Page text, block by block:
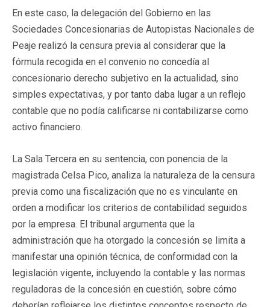
En este caso, la delegación del Gobierno en las
Sociedades Concesionarias de Autopistas Nacionales de
Peaje realizó la censura previa al considerar que la
fórmula recogida en el convenio no concedía al
concesionario derecho subjetivo en la actualidad, sino
simples expectativas, y por tanto daba lugar a un reflejo
contable que no podía calificarse ni contabilizarse como
activo financiero.
La Sala Tercera en su sentencia, con ponencia de la
magistrada Celsa Pico, analiza la naturaleza de la censura
previa como una fiscalización que no es vinculante en
orden a modificar los criterios de contabilidad seguidos
por la empresa. El tribunal argumenta que la
administración que ha otorgado la concesión se limita a
manifestar una opinión técnica, de conformidad con la
legislación vigente, incluyendo la contable y las normas
reguladoras de la concesión en cuestión, sobre cómo